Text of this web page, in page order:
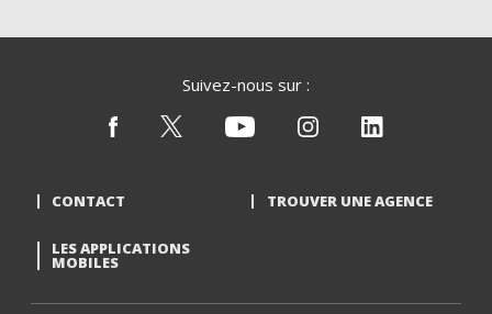
Suivez-nous sur :
CONTACT TROUVER UNE AGENCE
LES APPLICATIONS
MOBILES